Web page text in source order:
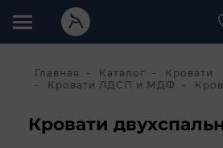
Главная Каталог
Кровати
Кровати ЛДСП и МДФ
Кровати